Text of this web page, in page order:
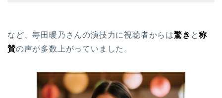
など、毎田暖乃さんの演技力に視聴者からは驚き と称
賛の声が多数上がっていました。